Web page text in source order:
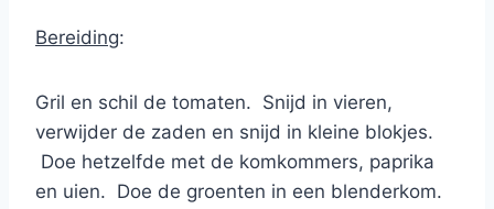
Bereiding:
Gril en schil de tomaten. Snijd in vieren,
verwijder de zaden en snijd in kleine blokjes.
Doe hetzelfde met de komkommers, paprika
en uien. Doe de groenten in een blenderkom.